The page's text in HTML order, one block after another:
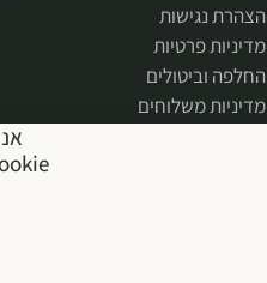
הצהרת נגישות
מדיניות פרטיות
החלפה וביטולים
מדיניות משלוחים